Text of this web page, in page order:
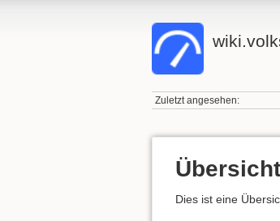
Zuletzt angesehen:
Übersicht
Dies ist eine